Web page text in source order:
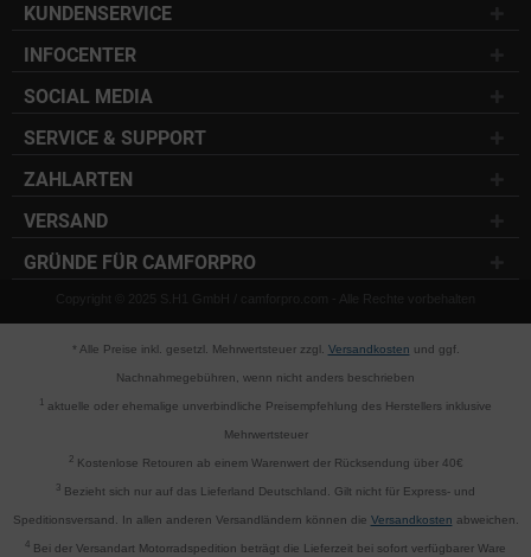
KUNDENSERVICE
INFOCENTER
SOCIAL MEDIA
SERVICE & SUPPORT
ZAHLARTEN
VERSAND
GRÜNDE FÜR CAMFORPRO
Copyright © 2025 S.H1 GmbH / camforpro.com - Alle Rechte vorbehalten
* Alle Preise inkl. gesetzl. Mehrwertsteuer zzgl. Versandkosten und ggf.
Nachnahmegebühren, wenn nicht anders beschrieben
aktuelle oder ehemalige unverbindliche Preisempfehlung des Herstellers inklusive
Mehrwertsteuer
2Kostenlose Retouren ab einem Warenwert der Rücksendung über 40€
3 Bezieht sich nur auf das Lieferland Deutschland. Gilt nicht für Express- und
Speditionsversand. In allen anderen Versandländern können die Versandkosten abweichen.
4 Bei der Versandart Motorradspedition beträgt die Lieferzeit bei sofort verfügbarer Ware